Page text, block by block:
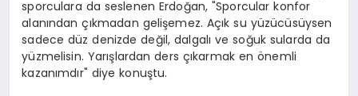
sporculara da seslenen Erdoğan, "Sporcular konfor
alanından çıkmadan gelişemez. Açık su yüzücüsüysen
sadece düz denizde değil, dalgalı ve soğuk sularda da
yüzmelisin. Yarışlardan ders çıkarmak en önemli
kazanımdır" diye konuştu.